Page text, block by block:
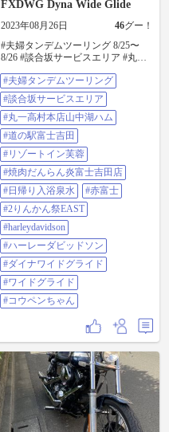
FXDWG Dyna Wide Glide
2023年08月26日 46グー！
#夫婦タンデムツーリング 8/25〜
8/26 #談合坂サービスエリア #丸一
田 #リゾートイン芙蓉 #焼肉だんら
ん炎富士吉田店 #日帰り入浴泉水 #
赤富士 #2りんかん祭EAST
#harleydavidson #ハーレーダビッド
ソン #ダイナワイドグライド #ワイ
ドグライド #コウペンちゃん
#夫婦タンデムツーリング
#談合坂サービスエリア
#丸一高村本店山中湖ハム
#道の駅富士吉田
#リゾートイン芙蓉
#焼肉だんらん炎富士吉田店
#日帰り入浴泉水
#赤富士
#2りんかん祭EAST
#harleydavidson
#ハーレーダビッドソン
#ダイナワイドグライド
#ワイドグライド
#コウペンちゃん